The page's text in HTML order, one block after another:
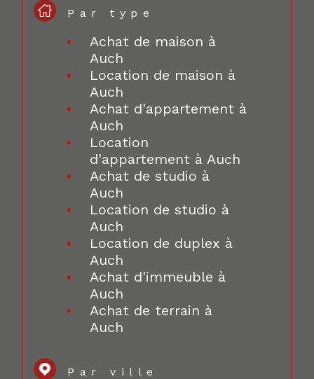
Par type
Achat de maison à
Auch
Location de maison à
Auch
Achat d'appartement à
Auch
Location
d'appartement à Auch
Achat de studio à
Auch
Location de studio à
Auch
Location de duplex à
Auch
Achat d'immeuble à
Auch
Achat de terrain à
Auch
Par ville